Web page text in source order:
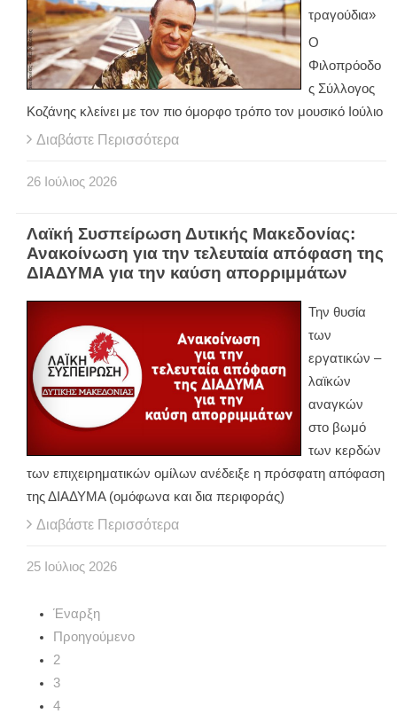
τραγούδια»
Ο
Φιλοπρόοδο
ς Σύλλογος
Κοζάνης κλείνει με τον πιο όμορφο τρόπο τον μουσικό Ιούλιο
Διαβάστε Περισσότερα
26 Ιούλιος 2026
Λαϊκή Συσπείρωση Δυτικής Μακεδονίας:
Ανακοίνωση για την τελευταία απόφαση της
ΔΙΑΔΥΜΑ για την καύση απορριμμάτων
Την θυσία
των
εργατικών –
λαϊκών
αναγκών
στο βωμό
των κερδών
των επιχειρηματικών ομίλων ανέδειξε η πρόσφατη απόφαση
της ΔΙΑΔΥΜΑ (ομόφωνα και δια περιφοράς)
Διαβάστε Περισσότερα
25 Ιούλιος 2026
Έναρξη
Προηγούμενο
2
3
4